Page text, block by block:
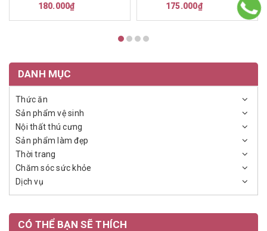
180.000₫ 175.000₫
DANH MỤC
Thức ăn
Sản phẩm vệ sinh
Nội thất thú cưng
Sản phẩm làm đẹp
Thời trang
Chăm sóc sức khỏe
Dịch vụ
CÓ THỂ BẠN SẼ THÍCH